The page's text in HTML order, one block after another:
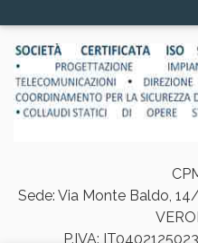
Sede: Via Monte Baldo,
P.IVA: